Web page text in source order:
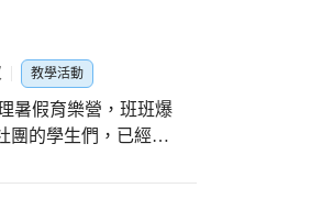
子玩到捨不得離
子分享超級好玩，
羊班朱紀蓉老師
的灑水、躲避水柱設
學校提供豐富玩水設
結合寬廣的大草皮
教學活動
暑假育樂營，班班爆
團的學生們，已經能